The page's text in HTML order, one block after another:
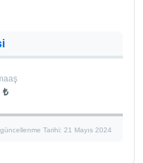
₺
Tarihi: 21 Mayıs 2024